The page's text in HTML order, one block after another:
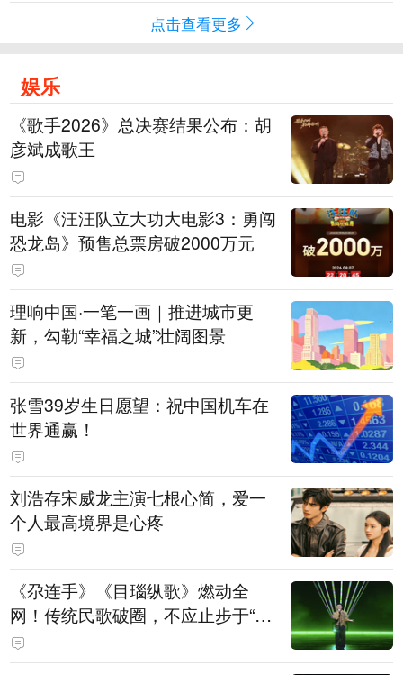
点击查看更多
娱乐
《歌手2026》总决赛结果公布：胡
彦斌成歌王
电影《汪汪队立大功大电影3：勇闯
恐龙岛》预售总票房破2000万元
理响中国·一笔一画｜推进城市更
新，勾勒“幸福之城”壮阔图景
张雪39岁生日愿望：祝中国机车在
世界通赢！
刘浩存宋威龙主演七根心简，爱一
个人最高境界是心疼
《尕连手》《目瑙纵歌》燃动全
网！传统民歌破圈，不应止步于“上
头”